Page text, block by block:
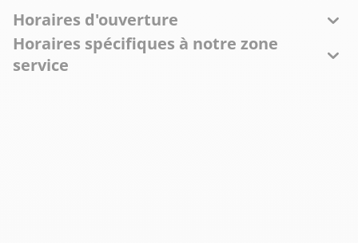
Horaires d'ouverture
Horaires spécifiques à notre zone
service